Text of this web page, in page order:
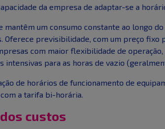
da empresa de adaptar-se a
mantêm um consumo constante ao longo
previsibilidade, com um preço fixo
com maior flexibilidade de
para as horas de vazio
de horários de funcionamento de
a tarifa bi-horária.
custos